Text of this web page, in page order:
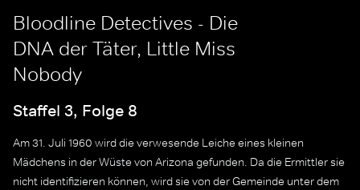
Bloodline Detectives - Die
DNA der Täter, Little Miss
Nobody
Staffel 3, Folge 8
Am 31. Juli 1960 wird die verwesende Leiche eines kleinen
Mädchens in der Wüste von Arizona gefunden. Da die Ermittler sie
nicht identifizieren können, wird sie von der Gemeinde unter dem